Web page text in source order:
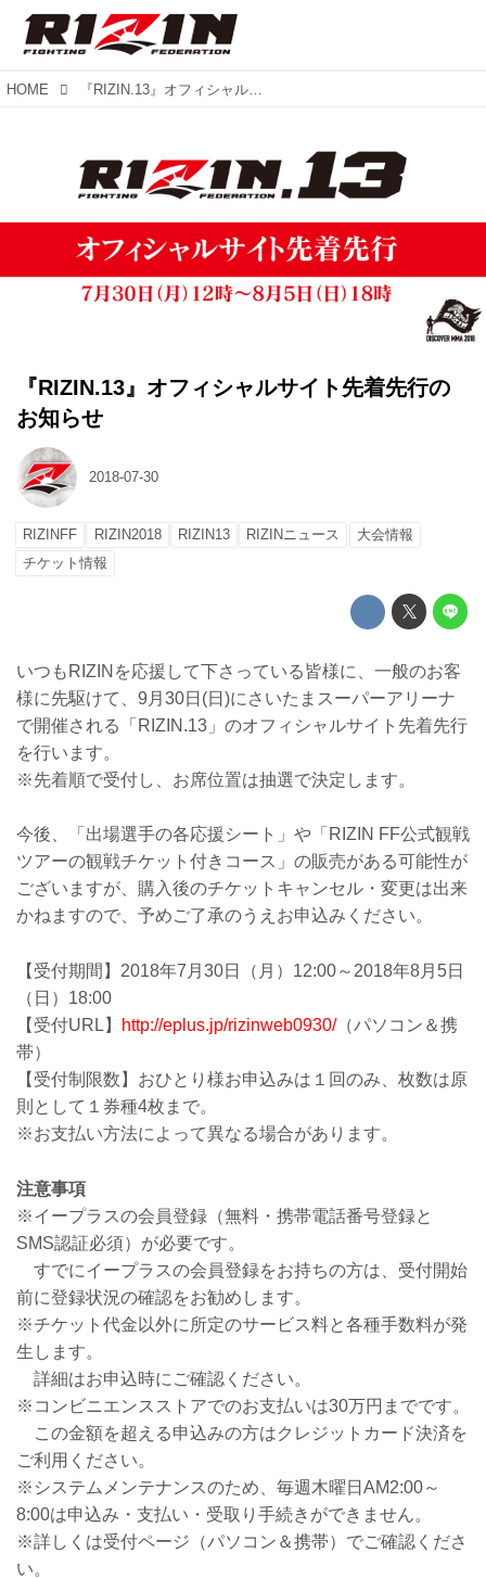
HOME 『RIZIN.13』オフィシャルサイト先着先行のお知らせ
『RIZIN.13』オフィシャルサイト先着先行の
お知らせ
2018-07-30
RIZINFF RIZIN2018 RIZIN13 RIZINニュース
大会情報
チケット情報
いつもRIZINを応援して下さっている皆様に、一般のお客
様に先駆けて、9月30日(日)にさいたまスーパーアリーナ
で開催される「RIZIN.13」のオフィシャルサイト先着先行
を行います。
※先着順で受付し、お席位置は抽選で決定します。
今後、「出場選手の各応援シート」や「RIZIN FF公式観戦
ツアーの観戦チケット付きコース」の販売がある可能性が
ございますが、購入後のチケットキャンセル・変更は出来
かねますので、予めご了承のうえお申込みください。
【受付期間】2018年7月30日（月）12:00～2018年8月5日
（日）18:00
【受付URL】
http://eplus.jp/rizinweb0930/（パソコン＆携
帯）
【受付制限数】おひとり様お申込みは１回のみ、枚数は原
則として１券種4枚まで。
※お支払い方法によって異なる場合があります。
注意事項
※イープラスの会員登録（無料・携帯電話番号登録と
SMS認証必須）が必要です。
すでにイープラスの会員登録をお持ちの方は、受付開始
前に登録状況の確認をお勧めします。
※チケット代金以外に所定のサービス料と各種手数料が発
生します。
詳細はお申込時にご確認ください。
※コンビニエンスストアでのお支払いは30万円までです。
この金額を超える申込みの方はクレジットカード決済を
ご利用ください。
※システムメンテナンスのため、毎週木曜日AM2:00～
8:00は申込み・支払い・受取り手続きができません。
※詳しくは受付ページ（パソコン＆携帯）でご確認くださ
い。